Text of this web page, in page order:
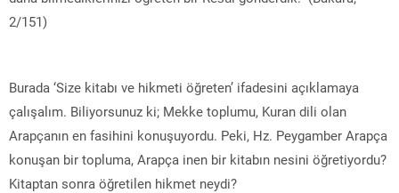
2/151)
Burada ‘Size kitabı ve hikmeti öğreten’ ifadesini açıklamaya
çalışalım. Biliyorsunuz ki; Mekke toplumu, Kuran dili olan
Arapçanın en fasihini konuşuyordu. Peki, Hz. Peygamber Arapça
konuşan bir topluma, Arapça inen bir kitabın nesini öğretiyordu?
Kitaptan sonra öğretilen hikmet neydi?